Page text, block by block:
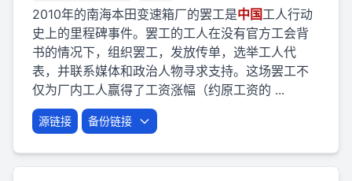
2010年的南海本田变速箱厂的罢工是中国工人行动
史上的里程碑事件。罢工的工人在没有官方工会背
书的情况下，组织罢工，发放传单，选举工人代
表，并联系媒体和政治人物寻求支持。这场罢工不
仅为厂内工人赢得了工资涨幅（约原工资的 ...
源链接 备份链接